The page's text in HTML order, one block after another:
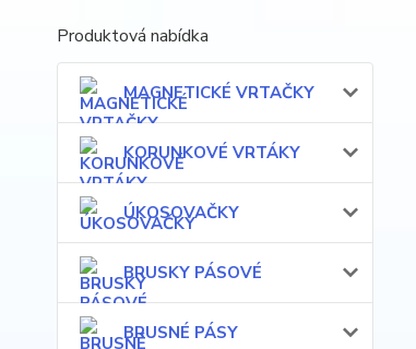
Produktová nabídka
MAGNETICKÉ VRTAČKY
KORUNKOVÉ VRTÁKY
ÚKOSOVAČKY
BRUSKY PÁSOVÉ
BRUSNÉ PÁSY